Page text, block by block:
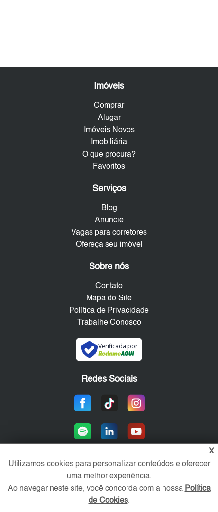
Imóveis
Comprar
Alugar
Imóveis Novos
Imobiliária
O que procura?
Favoritos
Serviços
Blog
Anuncie
Vagas para corretores
Ofereça seu imóvel
Sobre nós
Contato
Mapa do Site
Política de Privacidade
Trabalhe Conosco
Verificada por
Redes Sociais
Área exclusiva aos anunciantes,
acesse sua conta:
X
Utilizamos cookies para personalizar conteúdos e oferecer
uma melhor experiência.
Ao navegar neste site, você concorda com a nossa Política
de Cookies.